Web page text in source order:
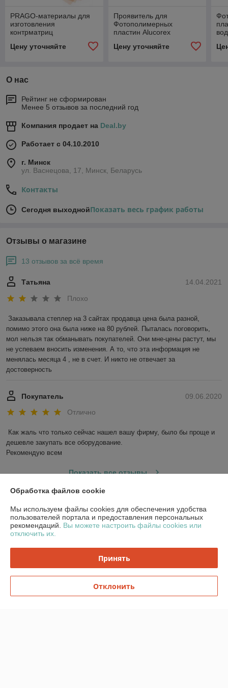
PRAGO-материалы для
изготовления
контрматриц
Цену уточняйте
Проявитель для
Фотополимерных
пластин Aluсorex
Цену уточняйте
О нас
Рейтинг не сформирован
Менее 5 отзывов за последний год
Компания продает на Deal.by
Работает с 04.10.2010
г. Минск
ул. Васнецова, 17, Минск, Беларусь
Контакты
Сегодня выходнойПоказать весь график работы
Отзывы о магазине
13 отзывов за всё время
14.04.2021
Татьяна
Плохо
Заказывала степлер на 3 сайтах продавца цена была разной,
помимо этого она была ниже на 80 рублей. Пыталась поговорить,
мол нельзя так обманывать покупателей. Они мне-цены растут, мы
не успеваем вносить изменения. А то, что эта информация не
менялась месяца 4 , не в счет. И никто не отвечает за
достоверность
09.06.2020
Покупатель
Отлично
Как жаль что только сейчас нашел вашу фирму, было бы проще и
дешевле закупать все оборудование.
Рекомендую всем
Показать все отзывы
О нас
Контакты
График работы
Обработка файлов cookie
Мы используем файлы cookies для обеспечения удобства
пользователей портала и предоставления персональных
рекомендаций. Вы можете настроить файлы cookies или
отключить их.
Принять
Отклонить